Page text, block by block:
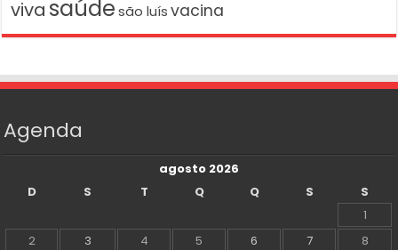
viva saúde são luís vacina
Agenda
agosto 2026
D
S T Q Q S
S
1
2
3 4 5 6 7
8